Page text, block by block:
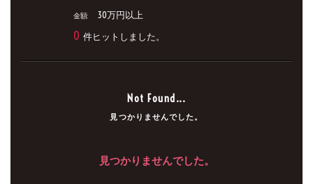
金額: 30万円以上
0 件ヒットしました。
Not Found...
見つかりませんでした。
見つかりませんでした。